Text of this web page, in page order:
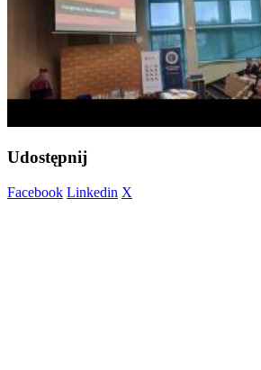
Udostępnij
Facebook Linkedin X